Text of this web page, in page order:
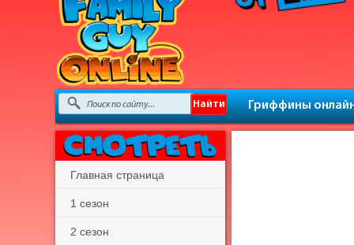
Гриффины
Главная страница
1 сезон
2 сезон